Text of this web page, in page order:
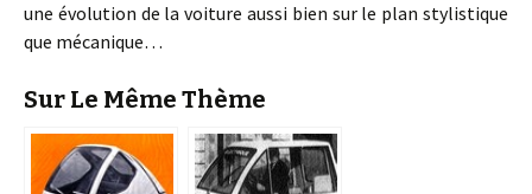
une évolution de la voiture aussi bien sur le plan stylistique
que mécanique…
Sur Le Même Thème